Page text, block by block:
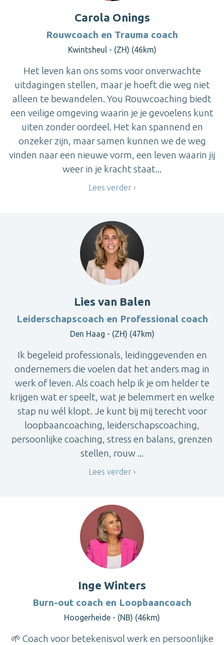
Carola Onings
Rouwcoach en Trauma coach
Kwintsheul - (ZH) (46km)
Het leven kan ons soms voor onverwachte
uitdagingen stellen, maar je hoeft die weg niet
alleen te bewandelen. You Rouwcoaching biedt
een veilige omgeving waarin je je gevoelens kunt
uiten zonder oordeel. Het kan spannend en
onzeker zijn, maar samen kunnen we de weg
vinden naar een nieuwe vorm, een leven waarin jij
weer in je kracht staat...
Lees verder
Lies van Balen
Leiderschapscoach en Professional coach
Den Haag - (ZH) (47km)
Ik begeleid professionals, leidinggevenden en
ondernemers die voelen dat het anders mag in
werk of leven. Als coach help ik je om helder te
krijgen wat er speelt, wat je belemmert en welke
stap nu wél klopt. Je kunt bij mij terecht voor
loopbaancoaching, leiderschapscoaching,
persoonlijke coaching, stress en balans, grenzen
stellen, rouw ...
Lees verder
Inge Winters
Burn-out coach en Loopbaancoach
Hoogerheide - (NB) (46km)
🌱 Coach voor betekenisvol werk en persoonlijke